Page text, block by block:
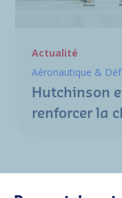
Actualité
Aéronautique &
Hutchinson
renforcer la